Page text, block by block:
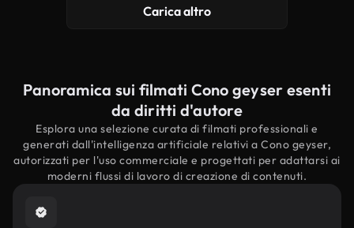
Carica altro
Panoramica sui filmati Cono geyser esenti
da diritti d'autore
Esplora una selezione curata di filmati professionali e
generati dall'intelligenza artificiale relativi a Cono geyser,
autorizzati per l'uso commerciale e progettati per adattarsi ai
moderni flussi di lavoro di creazione di contenuti.